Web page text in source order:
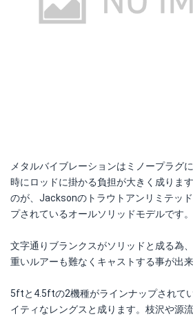
メタルバイブレーションはミノープラグ
時にロッドに掛かる負担が大きく成りま
のが、Jacksonのトラウトアンリミテッ
プされているオールソリッドモデルです。
文字通りブランクスがソリッドと成る為
重いルアーも難なくキャストする事が出来
5ftと4.5ftの2機種がラインナップされて
イティなレングスと成ります。枝沢や源